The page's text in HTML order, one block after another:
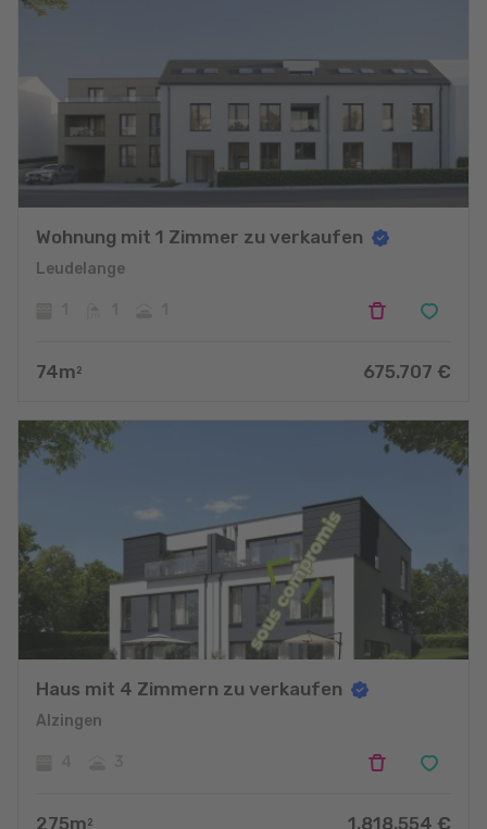
Wohnung mit 1 Zimmer zu verkaufen
Leudelange
74m 2 675.707 €
Haus mit 4 Zimmern zu verkaufen
Alzingen
275m 2 1.818.554 €